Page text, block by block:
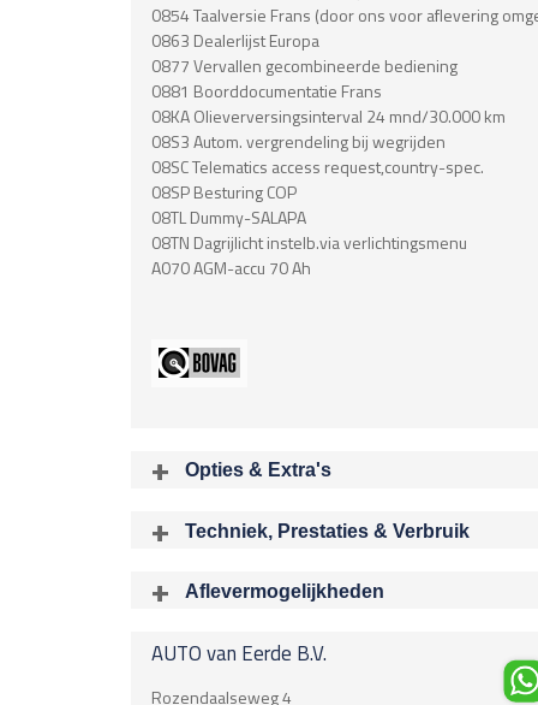
0854 Taalversie Frans (door ons voor aflevering
0863 Dealerlijst Europa
0877 Vervallen gecombineerde bediening
0881 Boorddocumentatie Frans
08KA Olieverversingsinterval 24 mnd/30.000 km
08S3 Autom. vergrendeling bij wegrijden
08SC Telematics access request,country-spec.
08SP Besturing COP
08TL Dummy-SALAPA
08TN Dagrijlicht instelb.via verlichtingsmenu
A070 AGM-accu 70 Ah
Opties & Extra's
Extra's
Airbag
Airbag Bestuurder
Airbag, zijdelings voor 2x
Airconditioning
Techniek, Prestaties & Verbruik
6
7.30 sec
Boring X Slag
Aflevermogelijkheden
AUTO van Eerde B.V.
Rozendaalseweg 4